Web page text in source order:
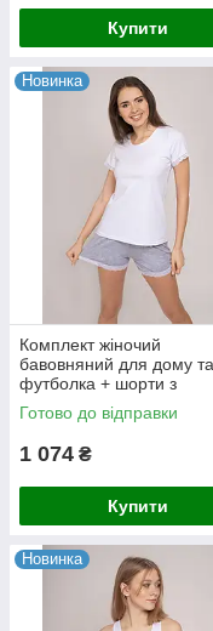
Купити
Новинка
Комплект жіночий
бавовняний для дому
футболка + шорти з
мереживом Vivioji розмір
(12303)
Готово до відправки
1 074 ₴
Купити
Новинка